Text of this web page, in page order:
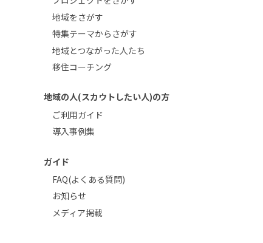
地域をさがす
特集テーマからさがす
地域とつながった人たち
移住コーチング
地域の人(スカウトしたい人)の方
ご利用ガイド
導入事例集
ガイド
FAQ(よくある質問)
お知らせ
メディア掲載